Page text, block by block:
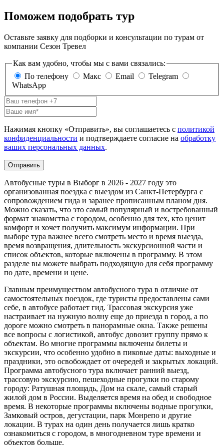
Поможем подобрать тур
Оставьте заявку для подборки и консультации по турам от
компании Сезон Тревел
Как вам удобно, чтобы мы с вами связались:
По телефону
Макс Email
Telegram
WhatsApp
Нажимая кнопку «Отправить», вы соглашаетесь с политикой
конфиденциальности и подтверждаете согласие на обработку
ваших персональных данных.
Отправить
Автобусные туры в Выборг в 2026 - 2027 году это
организованная поездка с выездом из Санкт-Петербурга с
сопровождением гида и заранее прописанным планом дня.
Можно сказать, что это самый популярный и востребованный
формат знакомства с городом, особенно для тех, кто ценит
комфорт и хочет получить максимум информации. При
выборе тура важнее всего смотреть место и время выезда,
время возвращения, длительность экскурсионной части и
список объектов, которые включены в программу. В этом
разделе вы можете выбрать подходящую для себя программу
по дате, времени и цене.
Главным преимуществом автобусного тура в отличие от
самостоятельных поездок, где туристы предоставлены сами
себе, в автобусе работает гид. Трассовая экскурсия уже
настраивает на нужную волну еще до приезда в город, а по
дороге можно смотреть в панорамные окна. Также решены
все вопросы с логистикой, автобус довозит группу прямо к
объектам. Во многие программы включены билеты и
экскурсии, что особенно удобно в пиковые даты: выходные и
праздники, это освобождает от очередей и закрытых локаций.
Программа автобусного тура включает ранний выезд,
трассовую экскурсию, пешеходные прогулки по старому
городу: Ратушная площадь, Дом на скале, самый старый
жилой дом в России. Выделяется время на обед и свободное
время. В некоторые программы включены водные прогулки,
Замковый остров, дегустации, парк Монрепо и другие
локации. В турах на один день получается лишь кратко
ознакомиться с городом, в многодневном туре времени и
объектов больше.